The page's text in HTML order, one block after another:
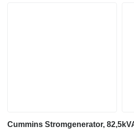
Cummins Stromgenerator,